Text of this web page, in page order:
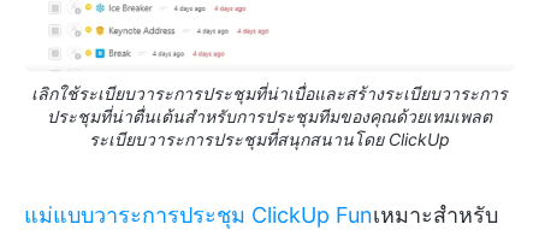
เลิกใช้ระเบียบวาระการประชุมที่น่าเบื่อและสร้างระเบียบวาระการ
ประชุมที่น่าตื่นเต้นสำหรับการประชุมทีมของคุณด้วยเทมเพลต
ระเบียบวาระการประชุมที่สนุกสนานโดย ClickUp
แม่แบบวาระการประชุม ClickUp Funเหมาะสำหรับ